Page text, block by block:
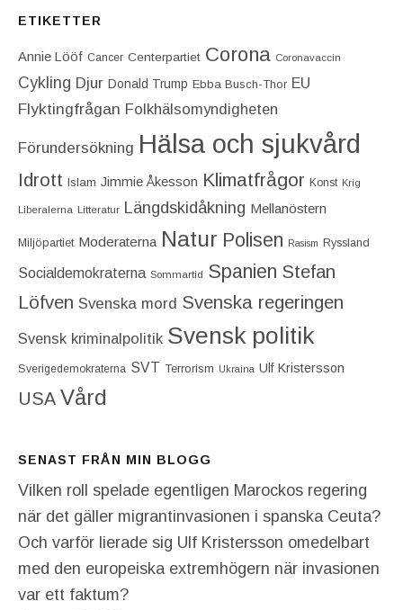
ETIKETTER
Annie Lööf Cancer Centerpartiet‎ Corona Coronavaccin
Cykling Djur Donald Trump Ebba Busch-Thor EU
Flyktingfrågan Folkhälsomyndigheten
Förundersökning Hälsa och sjukvård
Idrott Islam Jimmie Åkesson Klimatfrågor Konst Krig
Liberalerna Litteratur Längdskidåkning Mellanöstern
Miljöpartiet Moderaterna Natur Polisen Rasism Ryssland
Socialdemokraterna Sommartid Spanien Stefan
Löfven Svenska mord Svenska regeringen
Svensk kriminalpolitik Svensk politik
Sverigedemokraterna SVT Terrorism Ukraina Ulf Kristersson
USA Vård
SENAST FRÅN MIN BLOGG
Vilken roll spelade egentligen Marockos regering
när det gäller migrantinvasionen i spanska Ceuta?
Och varför lierade sig Ulf Kristersson omedelbart
med den europeiska extremhögern när invasionen
var ett faktum?